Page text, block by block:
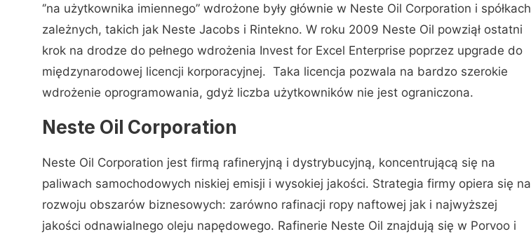
‘’na użytkownika imiennego” wdrożone były głównie w Neste Oil Corporation i spółkach
zależnych, takich jak Neste Jacobs i Rintekno. W roku 2009 Neste Oil powziął ostatni
krok na drodze do pełnego wdrożenia Invest for Excel Enterprise poprzez upgrade do
międzynarodowej licencji korporacyjnej. Taka licencja pozwala na bardzo szerokie
wdrożenie oprogramowania, gdyż liczba użytkowników nie jest ograniczona.
Neste Oil Corporation
Neste Oil Corporation jest firmą rafineryjną i dystrybucyjną, koncentrującą się na
paliwach samochodowych niskiej emisji i wysokiej jakości. Strategia firmy opiera się na
rozwoju obszarów biznesowych: zarówno rafinacji ropy naftowej jak i najwyższej
jakości odnawialnego oleju napędowego. Rafinerie Neste Oil znajdują się w Porvoo i